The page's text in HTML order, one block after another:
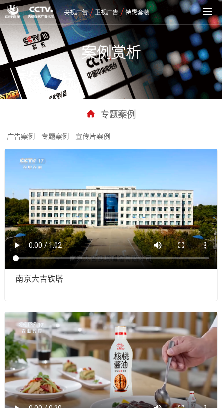
央视广告/ 卫视广告/ 特惠套装
案例赏析
专题案例
广告案例 专题案例 宣传片案例
南京大吉铁塔